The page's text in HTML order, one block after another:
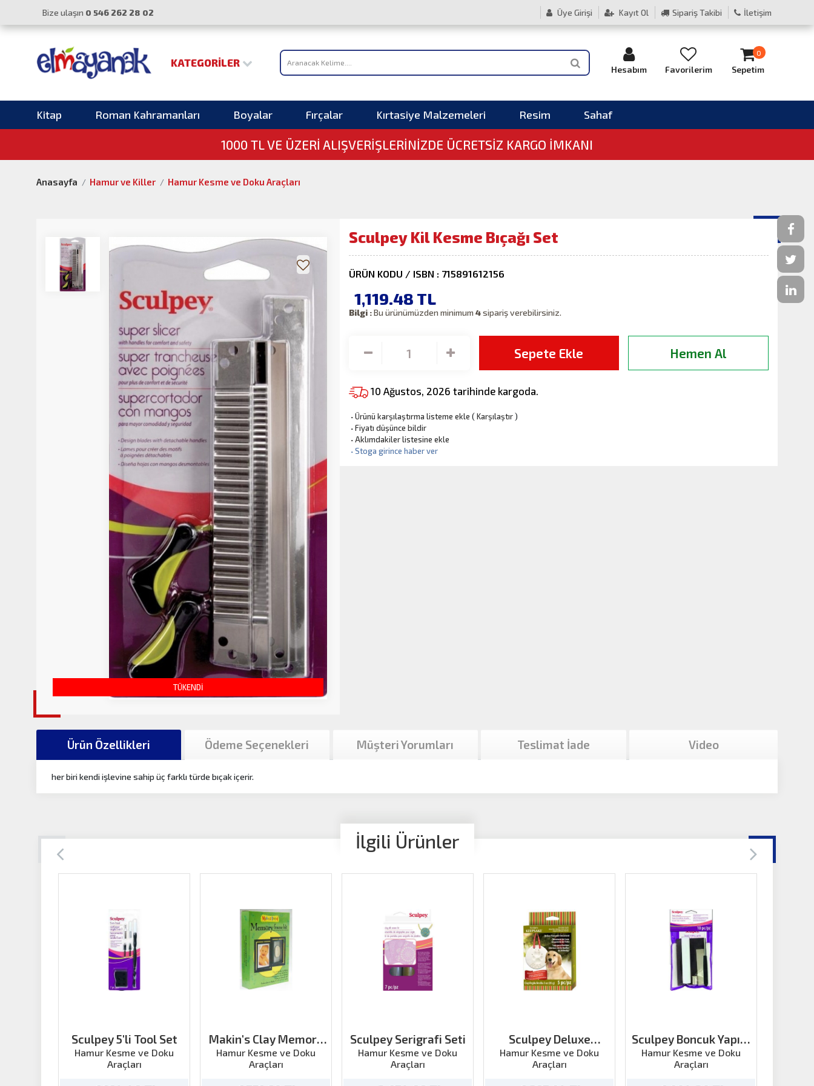
Bize ulaşın 0 546 262 28 02 Üye Girişi Kayıt Ol Sipariş Takibi İletişim
KATEGORILER
Hesabım Favorilerim Sepetim
0
Kitap Roman Kahramanları Boyalar Fırçalar Kırtasiye Malzemeleri Resim Sahaf
1000 TL VE ÜZERI ALIŞVERIŞLERINIZDE ÜCRETSİZ KARGO İMKANI
Anasayfa Hamur ve Killer Hamur Kesme ve Doku Araçları
TÜKENDİ
Sculpey Kil Kesme Bıçağı Set
ÜRÜN KODU / ISBN : 715891612156
1,119.48 TL
Bilgi :Bu ürünümüzden minimum 4sipariş verebilirsiniz.
Sepete Ekle Hemen Al
10 Ağustos, 2026 tarihinde kargoda.
·Ürünü karşılaştırma listeme ekle (Karşılaştır)
·Fiyatı düşünce bildir
·Aklımdakiler listesine ekle
·Stoga girince haber ver
Ürün Özellikleri Ödeme Seçenekleri Müşteri Yorumları Teslimat İade Video
her biri kendi işlevine sahip üç farklı türde bıçak içerir.
İlgili Ürünler
Sculpey 5'li Tool Set
Hamur Kesme ve Doku
Araçları
Makin's Clay Memory
Frame Kit
Hamur Kesme ve Doku
Araçları
Sculpey Serigrafi Seti
Hamur Kesme ve Doku
Araçları
Sculpey Deluxe
Pawprint Set
Hamur Kesme ve Doku
Araçları
Sculpey Boncuk Yapım
Kiti
Hamur Kesme ve Doku
Araçları